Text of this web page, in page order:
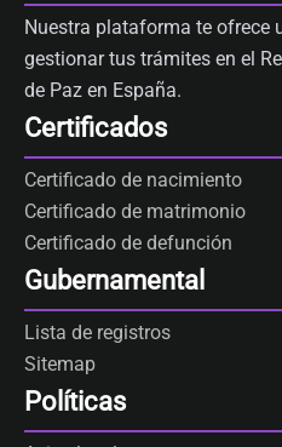
Nuestra plataforma te ofrece
gestionar tus trámites en el
de Paz en España.
Certificados
Certificado de nacimiento
Certificado de matrimonio
Certificado de defunción
Gubernamental
Lista de registros
Sitemap
Políticas